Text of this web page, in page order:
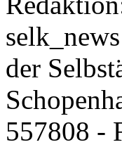
der
557808 -